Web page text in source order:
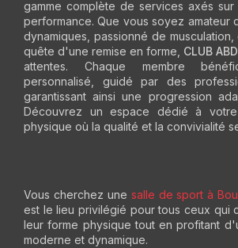
gamme complète de services axés
performance. Que vous soyez amateur
dynamiques, passionné de musculation,
quête d'une remise en forme, CLUB
attentes. Chaque membre
personnalisé, guidé par des
garantissant ainsi une progression
Découvrez un espace dédié à votre
physique où la qualité et la convivialité
Vous cherchez une salle de sport à
est le lieu privilégié pour tous ceux qui
leur forme physique tout en profitant
moderne et dynamique.